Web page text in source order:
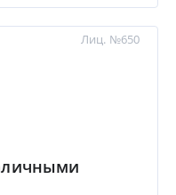
Лиц. №650